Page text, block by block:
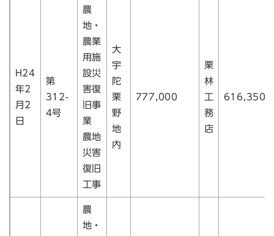
H24
年2
月2
日
第
312-
4号
農
地・
農業
用施
設災
害復
旧事
業
農地
災害
復旧
工事
大
宇
陀
栗
野
地
内
777,000
栗
林
工
務
店
616,350
農
地・